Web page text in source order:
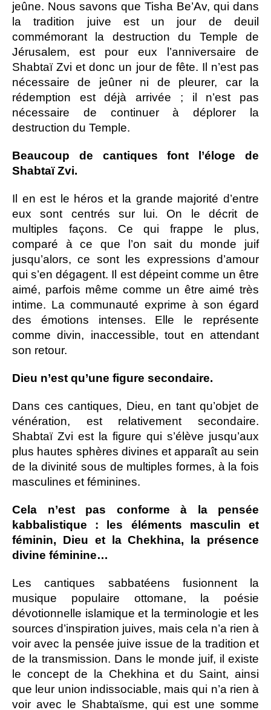
jeûne. Nous savons que Tisha Be’Av, qui dans
la tradition juive est un jour de deuil
commémorant la destruction du Temple de
Jérusalem, est pour eux l’anniversaire de
Shabtaï Zvi et donc un jour de fête. Il n’est pas
nécessaire de jeûner ni de pleurer, car la
rédemption est déjà arrivée ; il n’est pas
nécessaire de continuer à déplorer la
destruction du Temple.
Beaucoup de cantiques font l’éloge de
Shabtaï Zvi.
Il en est le héros et la grande majorité d’entre
eux sont centrés sur lui. On le décrit de
multiples façons. Ce qui frappe le plus,
comparé à ce que l’on sait du monde juif
jusqu’alors, ce sont les expressions d’amour
qui s’en dégagent. Il est dépeint comme un être
aimé, parfois même comme un être aimé très
intime. La communauté exprime à son égard
des émotions intenses. Elle le représente
comme divin, inaccessible, tout en attendant
son retour.
Dieu n’est qu’une figure secondaire.
Dans ces cantiques, Dieu, en tant qu’objet de
vénération, est relativement secondaire.
Shabtaï Zvi est la figure qui s’élève jusqu’aux
plus hautes sphères divines et apparaît au sein
de la divinité sous de multiples formes, à la fois
masculines et féminines.
Cela n’est pas conforme à la pensée
kabbalistique : les éléments masculin et
féminin, Dieu et la Chekhina, la présence
divine féminine…
Les cantiques sabbatéens fusionnent la
musique populaire ottomane, la poésie
dévotionnelle islamique et la terminologie et les
sources d’inspiration juives, mais cela n’a rien à
voir avec la pensée juive issue de la tradition et
de la transmission. Dans le monde juif, il existe
le concept de la Chekhina et du Saint, ainsi
que leur union indissociable, mais qui n’a rien à
voir avec le Shabtaïsme, qui est une somme